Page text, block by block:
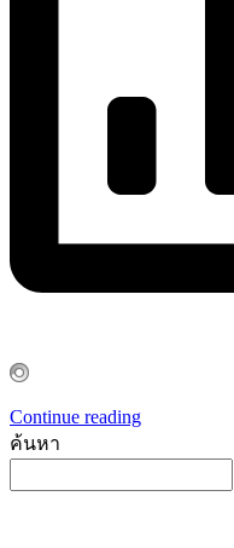
Continue reading
ค้นหา